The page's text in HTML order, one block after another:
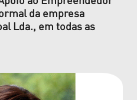
da empresa
Lda., em todas as